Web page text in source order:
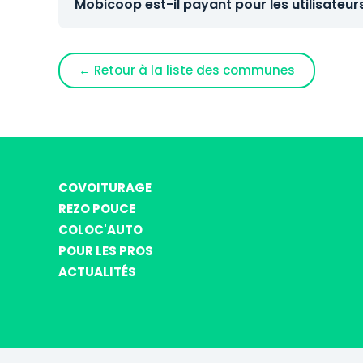
Mobicoop est-il payant pour les
← Retour à la liste des communes
COVOITURAGE
REZO POUCE
COLOC'AUTO
POUR LES PROS
ACTUALITÉS